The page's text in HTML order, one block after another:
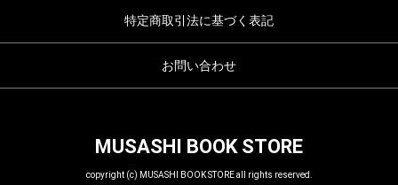
特定商取引法に基づく表記
お問い合わせ
MUSASHI BOOK STORE
copyright (c) MUSASHI BOOK STORE all rights reserved.